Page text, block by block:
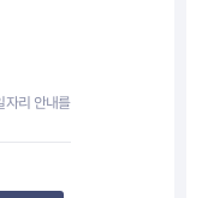
자리 안내를